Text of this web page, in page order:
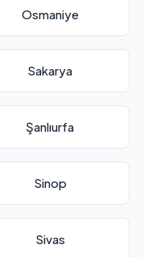
Osmaniye
Sakarya
Şanlıurfa
Sinop
Sivas